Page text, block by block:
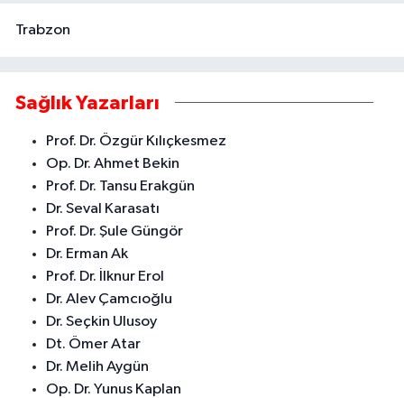
Trabzon
Sağlık Yazarları
Prof. Dr. Özgür Kılıçkesmez
Op. Dr. Ahmet Bekin
Prof. Dr. Tansu Erakgün
Dr. Seval Karasatı
Prof. Dr. Şule Güngör
Dr. Erman Ak
Prof. Dr. İlknur Erol
Dr. Alev Çamcıoğlu
Dr. Seçkin Ulusoy
Dt. Ömer Atar
Dr. Melih Aygün
Op. Dr. Yunus Kaplan